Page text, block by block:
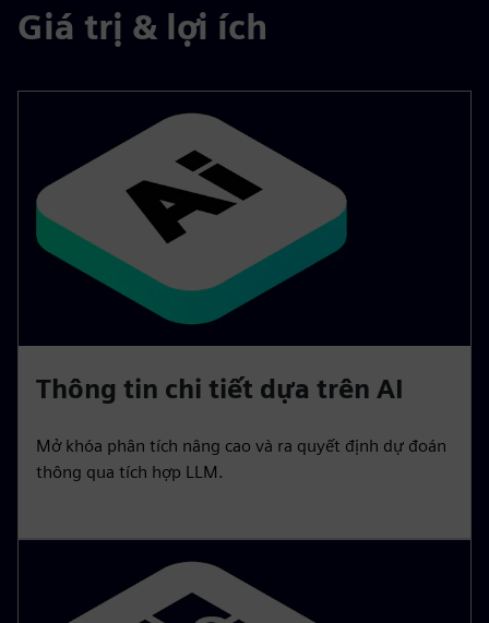
Giá trị & lợi ích
Thông tin chi tiết dựa trên AI
Mở khóa phân tích nâng cao và ra quyết định dự đoán
thông qua tích hợp LLM.